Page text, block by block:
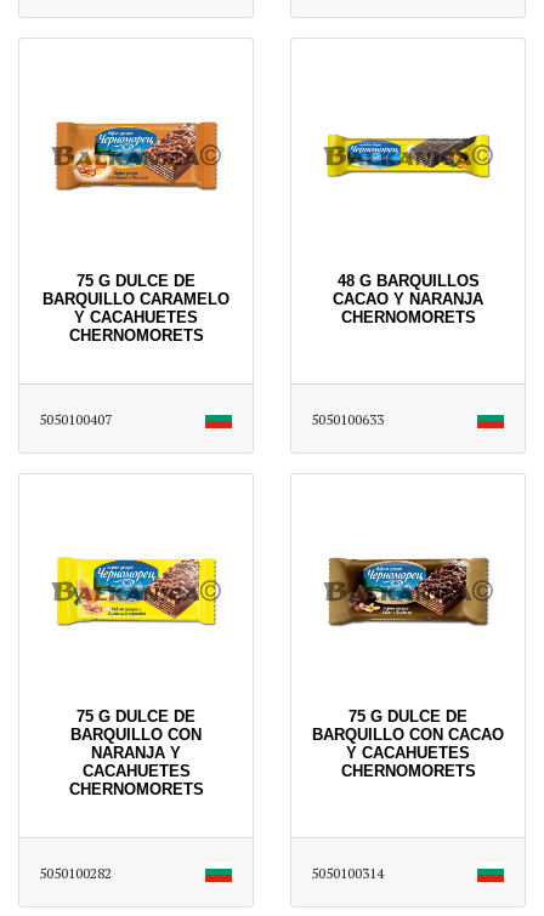
75 G DULCE DE
BARQUILLO CARAMELO
Y CACAHUETES
CHERNOMORETS
5050100407
48 G BARQUILLOS
CACAO Y NARANJA
CHERNOMORETS
5050100633
75 G DULCE DE
BARQUILLO CON
NARANJA Y
CACAHUETES
CHERNOMORETS
5050100282
75 G DULCE DE
BARQUILLO CON CACAO
Y CACAHUETES
CHERNOMORETS
5050100314